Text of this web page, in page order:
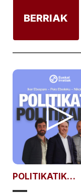
BERRIAK
POLITIKATIK
POLITIKARAT